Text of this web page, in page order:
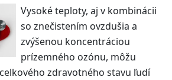
Vysoké teploty, aj v kombinácii
so znečistením ovzdušia a
zvýšenou koncentráciou
prízemného ozónu, môžu
zdravotného stavu ľudí